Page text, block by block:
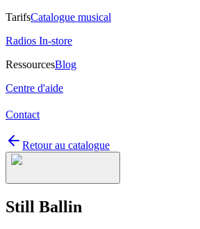
TarifsCatalogue musical
Radios In-store
RessourcesBlog
Centre d'aide
Contact
Retour au catalogue
Still Ballin